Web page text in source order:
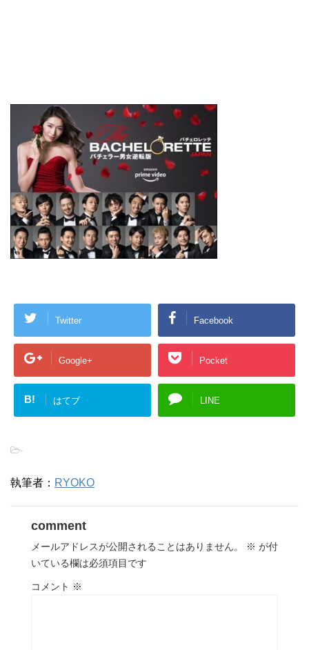
Twitter Facebook
Google+ Pocket
B! はてブ LINE
-
執筆者： RYOKO
comment
メールアドレスが公開されることはありません。 ※ が付
いている欄は必須項目です
コメント ※